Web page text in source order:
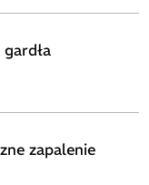
zapalenie